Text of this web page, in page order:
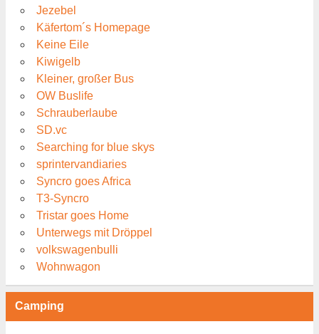
Jezebel
Käfertom´s Homepage
Keine Eile
Kiwigelb
Kleiner, großer Bus
OW Buslife
Schrauberlaube
SD.vc
Searching for blue skys
sprintervandiaries
Syncro goes Africa
T3-Syncro
Tristar goes Home
Unterwegs mit Dröppel
volkswagenbulli
Wohnwagon
Camping